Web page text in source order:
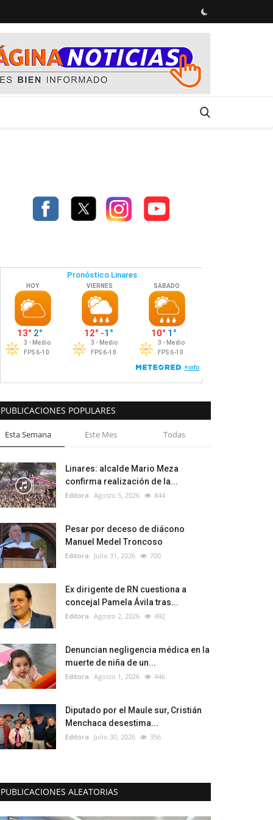
PUBLICACIONES POPULARES
Esta Semana Este Mes Todas
Linares: alcalde Mario Meza
confirma realización de la...
Editora Agosto 5, 2026 844
Pesar por deceso de diácono
Manuel Medel Troncoso
Editora Julio 31, 2026 700
Ex dirigente de RN cuestiona a
concejal Pamela Ávila tras...
Editora Agosto 2, 2026 492
Denuncian negligencia médica en la
muerte de niña de un...
Editora Agosto 1, 2026 446
Diputado por el Maule sur, Cristián
Menchaca desestima...
Editora Julio 30, 2026 356
PUBLICACIONES ALEATORIAS